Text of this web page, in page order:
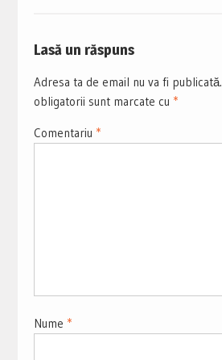
Lasă un răspuns
Adresa ta de email nu va fi publicată.
obligatorii sunt marcate cu *
Comentariu *
Nume *